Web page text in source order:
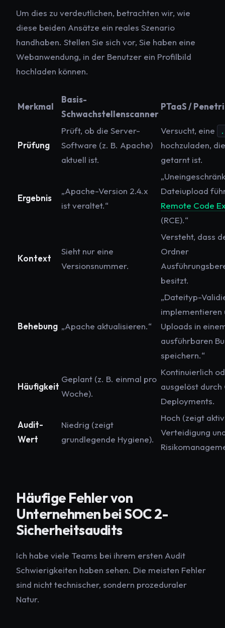
Um dies zu verdeutlichen, betrachten wir, wie
diese beiden Ansätze ein reales Szenario
handhaben. Stellen Sie sich vor, Sie haben eine
Webanwendung, in der Benutzer ein Profilbild
hochladen können.
Merkmal
Basis-
Schwachstellenscanner
PTaaS /
Prüfung
Prüft, ob die Server-
Software (z. B. Apache)
aktuell ist.
Versucht, eine
hochzuladen,
getarnt ist.
Ergebnis
„Apache-Version 2.4.x
ist veraltet.“
Dateiupload
Remote Code
(RCE).“
Kontext
Sieht nur eine
Versionsnummer.
Versteht, dass
Ordner
besitzt.
Behebung „Apache aktualisieren.“
„Dateityp-
implementieren
Uploads in
ausführbaren
speichern.“
Häufigkeit
Geplant (z. B. einmal pro
Woche).
Kontinuierlich
ausgelöst
Deployments.
Audit-
Wert
Niedrig (zeigt
grundlegende Hygiene).
Hoch (zeigt
Verteidigung
Häufige Fehler von
Unternehmen bei SOC 2-
Sicherheitsaudits
Ich habe viele Teams bei ihrem ersten Audit
Schwierigkeiten haben sehen. Die meisten Fehler
sind nicht technischer, sondern prozeduraler
Natur.